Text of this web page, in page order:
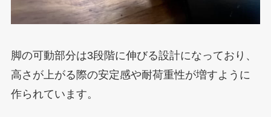
脚の可動部分は3段階に伸びる設計になっており、
高さが上がる際の安定感や耐荷重性が増すように
作られています。